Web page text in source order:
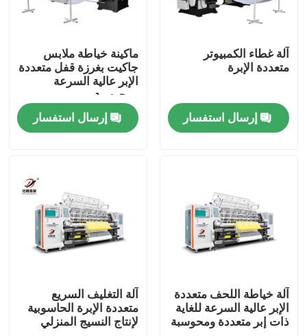
المنتجات
فيديوهات
جولة في المعمل
آلة غطاء الكمبيوتر
متعددة الإبرة
إرسال استفسار
ماكينة خياطة ملابس
جاكيت بغرزة قفل متعددة
الإبر عالية السرعة
ومحوسبة
إرسال استفسار
آلة خياطة اللحف متعددة
الإبر عالية السرعة للغاية
ذات إبر متعددة ومحوسبة
آلة التغليف السريع
متعددة الإبرة الحاسوبية
لإنتاج النسيج المنزلي